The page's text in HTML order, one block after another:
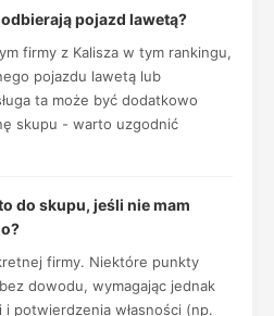
pojazd lawetą?
firmy z Kalisza w tym rankingu,
pojazdu lawetą lub
ta może być dodatkowo
skupu - warto uzgodnić
do skupu, jeśli nie mam
firmy. Niektóre punkty
dowodu, wymagając jednak
potwierdzenia własności (np.